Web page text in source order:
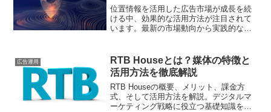
位置情報を活用した広告市場が成長を続
ける中、効果的な活用方法が注目されて
います。最新の市場動向から実践的な運
広告運用
RTB Houseとは？媒体の特徴と
活用方法を徹底解説
RTB Houseの概要、メリット、課金方
式、そして活用方法を解説。デジタルマ
ーケティング戦略に役立つ基礎知識を学